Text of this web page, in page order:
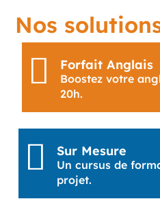
Nos
 Forfait Anglais
Boostez votre
20h.
 Sur Mesure
Un cursus de
projet.